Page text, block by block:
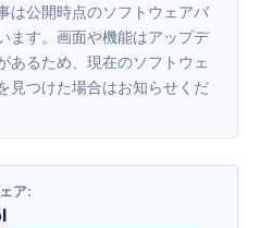
ます。画面や機能はアップデ
あるため、現在のソフトウェ
見つけた場合はお知らせくだ
ア